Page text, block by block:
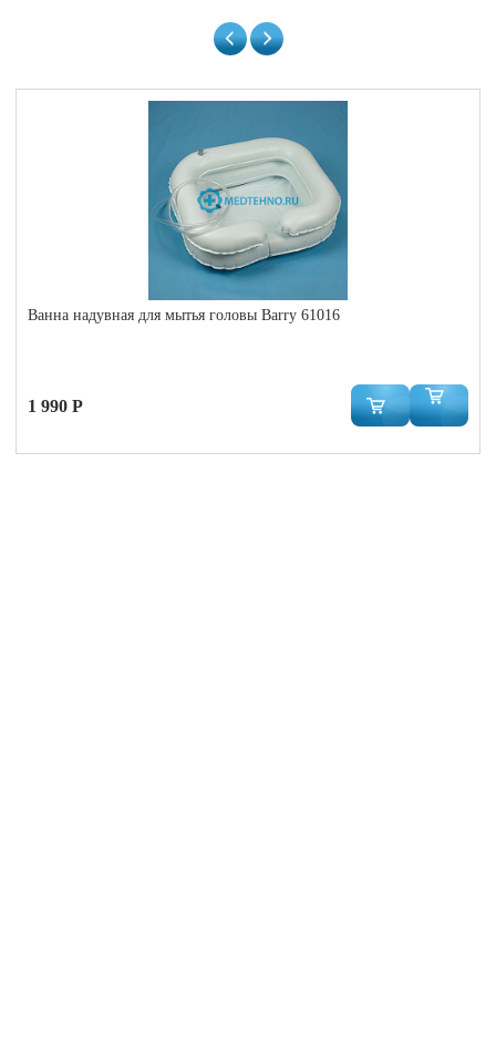
Ванна надувная для мытья головы Barry 61016
1 990 Р